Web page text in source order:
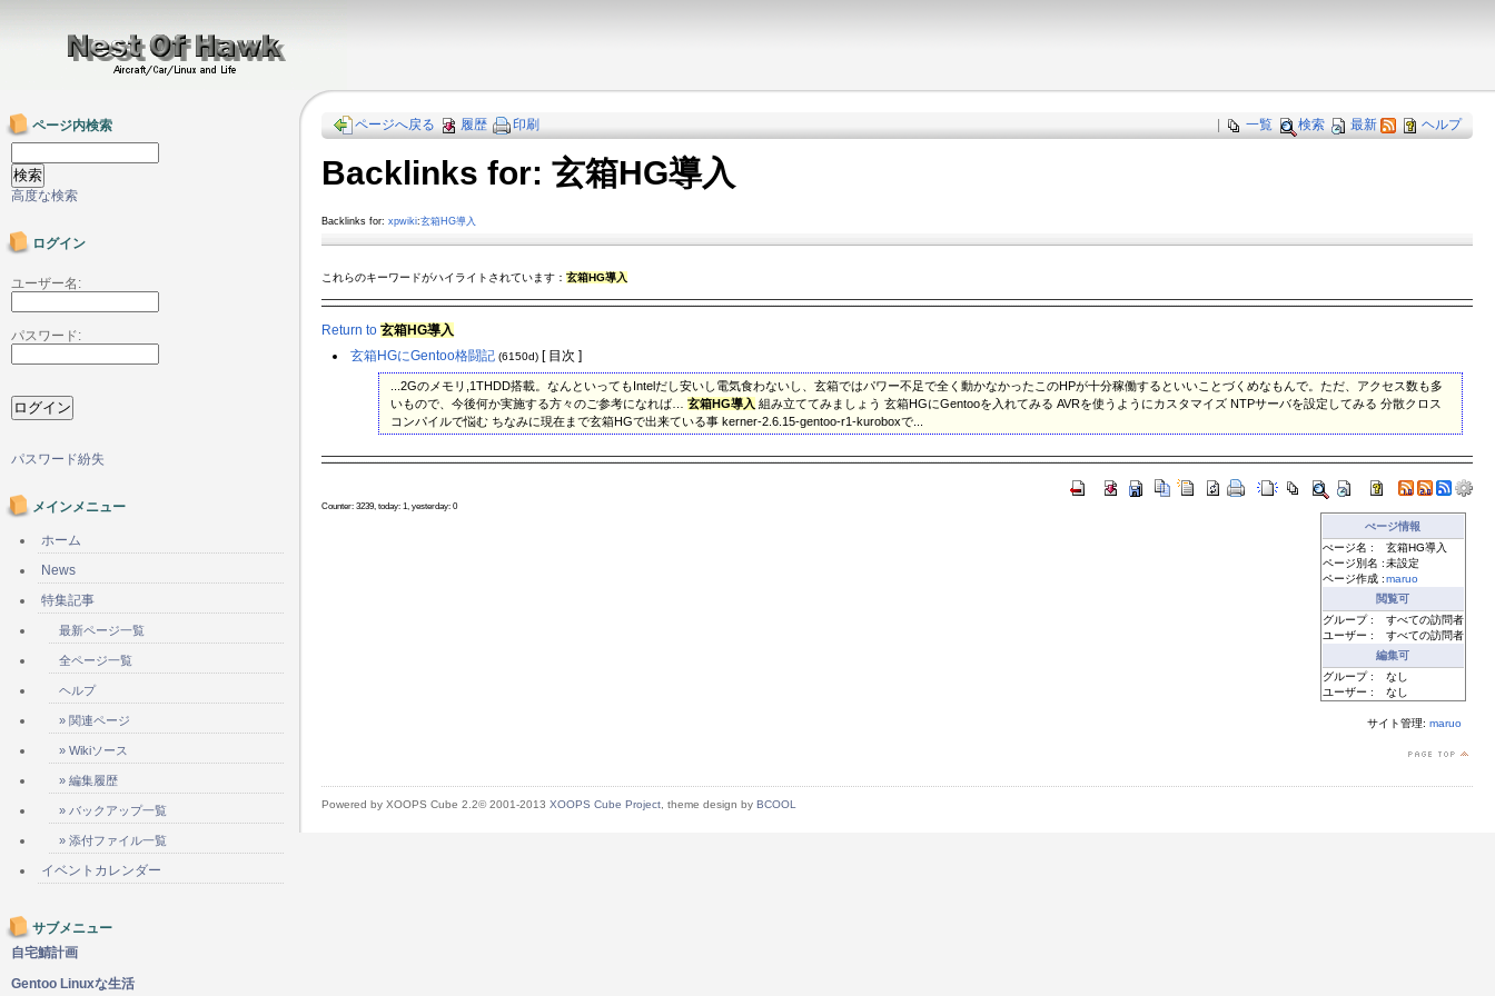
一覧 検索 最新 ヘルプ
ページへ戻る 履歴 印刷
Backlinks for: 玄箱HG導入
Backlinks for: xpwiki:玄箱HG導入
これらのキーワードがハイライトされています： 玄箱HG導入
Return to 玄箱HG導入
玄箱HGにGentoo格闘記 (6150d)[ 目次 ]
...2Gのメモリ,1THDD搭載。なんといってもIntelだし安いし電気食わないし、玄箱ではパワー不足で全く動かなかったこのHPが十分稼働するといいことづくめなもんで。ただ、アクセス数も多
いもので、今後何か実施する方々のご参考になれば… 玄箱HG導入 組み立ててみましょう 玄箱HGにGentooを入れてみる AVRを使うようにカスタマイズ NTPサーバを設定してみる 分散クロス
コンパイルで悩む ちなみに現在まで玄箱HGで出来ている事 kerner-2.6.15-gentoo-r1-kuroboxで...
ぺージ情報
ぺージ名 :
玄箱HG導入
ページ別名 :未設定
ページ作成 :maruo
閲覧可
グループ :
すべての訪問者
ユーザー :
すべての訪問者
編集可
グループ :
なし
ユーザー :
なし
Counter: 3239, today: 1, yesterday: 0
サイト管理: maruo
Powered by XOOPS Cube 2.2© 2001-2013 XOOPS Cube Project, theme design by BCOOL
ページ内検索
高度な検索
ログイン
ユーザー名:
パスワード:
パスワード紛失
メインメニュー
ホーム
News
特集記事
最新ページ一覧
全ページ一覧
ヘルプ
» 関連ページ
» Wikiソース
» 編集履歴
» バックアップ一覧
» 添付ファイル一覧
イベントカレンダー
サブメニュー
自宅鯖計画
Gentoo Linuxな生活